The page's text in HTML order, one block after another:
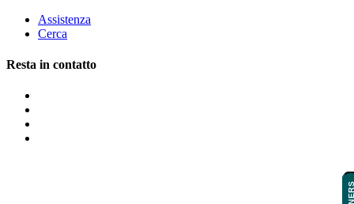
Assistenza
Cerca
Resta in contatto